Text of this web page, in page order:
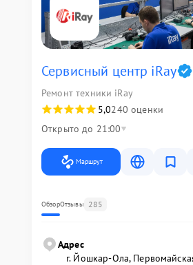
Сервисный центр iRay
Ремонт техники iRay
5,0240 оценки
Открыто до 21:00
Маршрут
ОбзорОтзывы 285
Адрес
г. Йошкар-Ола,